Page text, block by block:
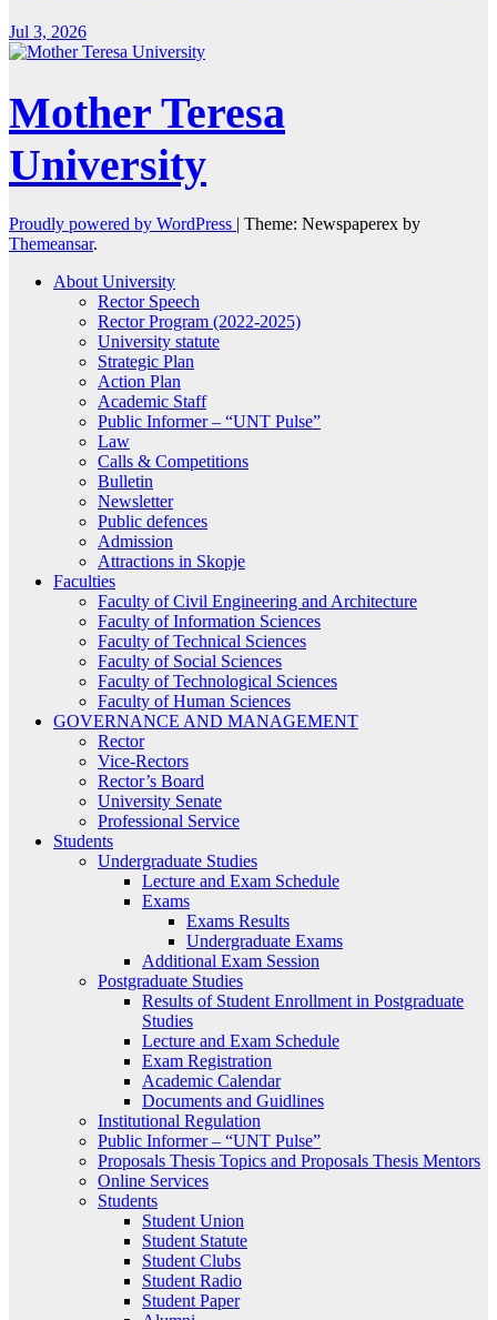
Jul 3, 2026
Mother Teresa
University
Proudly powered by WordPress | Theme: Newspaperex by
Themeansar.
About University
Rector Speech
Rector Program (2022-2025)
University statute
Strategic Plan
Action Plan
Academic Staff
Public Informer – “UNT Pulse”
Law
Calls & Competitions
Bulletin
Newsletter
Public defences
Admission
Attractions in Skopje
Faculties
Faculty of Civil Engineering and Architecture
Faculty of Information Sciences
Faculty of Technical Sciences
Faculty of Social Sciences
Faculty of Technological Sciences
Faculty of Human Sciences
GOVERNANCE AND MANAGEMENT
Rector
Vice-Rectors
Rector’s Board
University Senate
Professional Service
Students
Undergraduate Studies
Lecture and Exam Schedule
Exams
Exams Results
Undergraduate Exams
Additional Exam Session
Postgraduate Studies
Results of Student Enrollment in Postgraduate
Studies
Lecture and Exam Schedule
Exam Registration
Academic Calendar
Documents and Guidlines
Institutional Regulation
Public Informer – “UNT Pulse”
Proposals Thesis Topics and Proposals Thesis Mentors
Online Services
Students
Student Union
Student Statute
Student Clubs
Student Radio
Student Paper